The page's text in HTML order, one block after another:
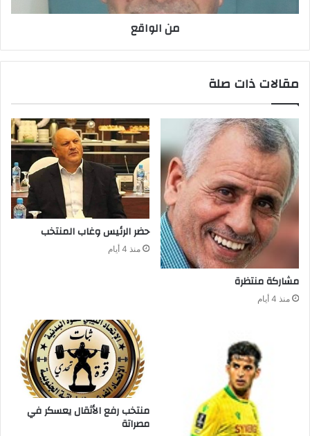
من الواقع
مقالات ذات صلة
مشاركة‭ ‬منتظرة
منذ 4 أيام
حضر‭ ‬الرئيس‭ ‬وغاب‭ ‬المنتخب
منذ 4 أيام
‬مصراتة‭ ‬